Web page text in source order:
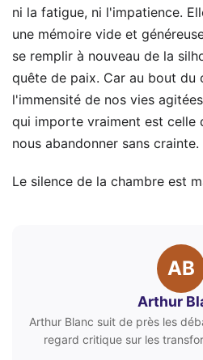
ni la fatigue, ni l'impatience.
une mémoire vide et
se remplir à nouveau de la
quête de paix. Car au bout du
l'immensité de nos vies
qui importe vraiment est celle
nous abandonner sans crainte.
Le silence de la chambre est
AB
Arthur
Arthur Blanc suit de près les
regard critique sur les